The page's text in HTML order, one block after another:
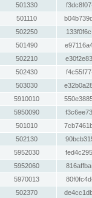
501330
501110
502250
501490
502210
502430
503030
5910010
5950090
501010
502130
5952030
5952060
5970013
502370